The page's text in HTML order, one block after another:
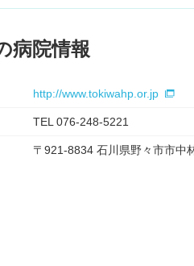
病院情報
http://www.tokiwahp.or.jp
TEL 076-248-5221
〒921-8834 石川県野々市市中